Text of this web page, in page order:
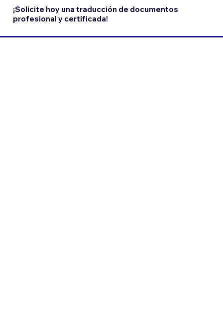
¡Solicite hoy una traducción de documentos
profesional y certificada!